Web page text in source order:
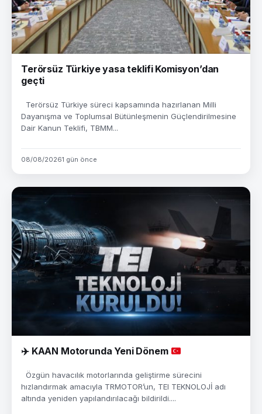
Terörsüz Türkiye yasa teklifi Komisyon’dan
geçti
Terörsüz Türkiye süreci kapsamında hazırlanan Milli
Dayanışma ve Toplumsal Bütünleşmenin Güçlendirilmesine
Dair Kanun Teklifi, TBMM...
08/08/20261 gün önce
✈️KAAN Motorunda Yeni Dönem
Özgün havacılık motorlarında geliştirme sürecini
hızlandırmak amacıyla TRMOTOR’un, TEI TEKNOLOJİ adı
altında yeniden yapılandırılacağı bildirildi....